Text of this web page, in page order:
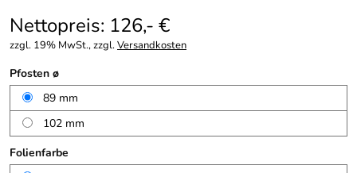
Nettopreis: 126,- €
zzgl. 19% MwSt., zzgl.Versandkosten
Pfosten ø
89 mm
102 mm
Folienfarbe